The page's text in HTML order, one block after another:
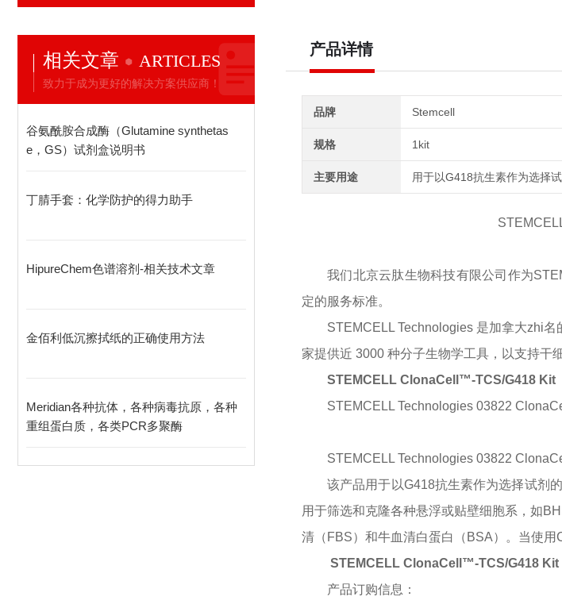
相关文章 ARTICLES
致力于成为更好的解决方案供应商！
谷氨酰胺合成酶（Glutamine synthetas
e，GS）试剂盒说明书
丁腈手套：化学防护的得力助手
HipureChem色谱溶剂-相关技术文章
金佰利低沉擦拭纸的正确使用方法
Meridian各种抗体，各种病毒抗原，各种
重组蛋白质，各类PCR多聚酶
产品详情
品牌 Stemcell
规格 1kit
主要用途 用于以G418抗生素作为选择
我们北京云肽生物科技有限公司作为
定的服务标准。
STEMCELL Technologies 是加拿大zhi
家提供近 3000 种分子生物学工具，以支持干
STEMCELL ClonaCell™-TCS/G418 Kit
STEMCELL Technologies 03822
STEMCELL Technologies 03822
该产品用于以G418抗生素作为选择试剂
用于筛选和克隆各种悬浮或贴壁细胞系，如
清（FBS）和牛血清白蛋白（BSA）。当使
STEMCELL ClonaCell™-TCS/G418 Kit
产品订购信息：